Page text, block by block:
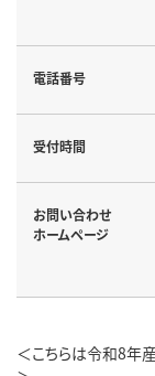
電話番号
受付時間
お問い合わせ
ホームページ
＜こちらは令和8年